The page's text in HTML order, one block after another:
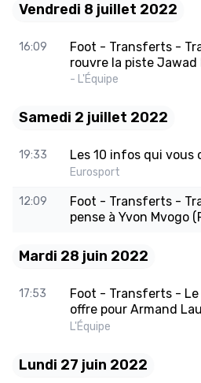
Vendredi 8 juillet 2022
16:09
Foot - Transferts -
rouvre la piste Jawad
- L'Équipe
Samedi 2 juillet 2022
19:33 Les 10 infos qui vous
Eurosport
12:09
Foot - Transferts -
pense à Yvon Mvogo
Mardi 28 juin 2022
17:53
Foot - Transferts -
offre pour Armand
L'Équipe
Lundi 27 juin 2022